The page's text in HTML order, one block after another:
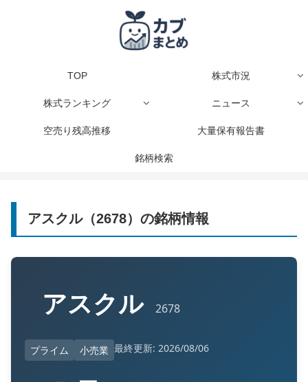
TOP 株式市況
株式ランキング ニュース
空売り残高推移 大量保有報告書
銘柄検索
アスクル（2678）の銘柄情報
アスクル 2678
プライム 小売業 最終更新: 2026/08/06